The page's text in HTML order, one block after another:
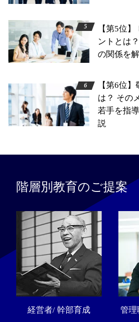
【第5位
ントとは
の関係を
【第6位
は？ その
若手を指
説
階層別教育のご提案
経営者/ 幹部育成
管理